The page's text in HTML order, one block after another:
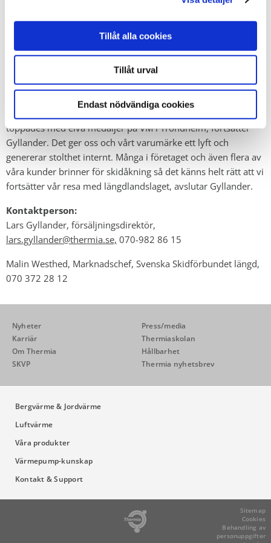
Tillåt alla cookies
Tillåt urval
Endast nödvändiga cookies
fortsatt förtroende att bidra till deras framgång så som de
stöttar oss mot våra mål. Det ska bli kul att ha dem med på
resan mot hemma-VM i Falun, säger Malin Westhed
Marknadschef på Svenska Skidförbundet längd.
Samarbetet bygger stolthet internt i en organisation som gillar
skidåkning.
– Längdlandslaget har haft ännu en fantastisk säsong som
toppades med elva medaljer på VM i Trondheim, fortsätter
Gyllander. Det ger oss och vårt varumärke ett lyft och
genererar stolthet internt. Många i företaget och även flera av
våra kunder brinner för skidåkning så det känns helt rätt att vi
fortsätter vår resa med längdlandslaget, avslutar Gyllander.
Kontaktperson:
Lars Gyllander, försäljningsdirektör,
lars.gyllander@thermia.se, 070-982 86 15
Malin Westhed, Marknadschef, Svenska Skidförbundet längd,
070 372 28 12
Nyheter
Press/media
Karriär
Thermiaskolan
Om Thermia
Hållbarhet
SKVP
Thermia nyhetsbrev
Bergvärme & Jordvärme
Luftvärme
Våra produkter
Värmepump-kunskap
Kontakt & Support
Sitemap
Cookies
Behandling av
personuppgifter